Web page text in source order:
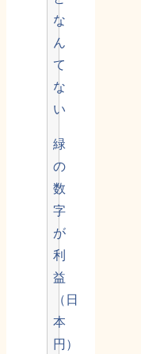
な
ん
て
な
い
緑
の
数
字
が
利
益
（日
本
円）